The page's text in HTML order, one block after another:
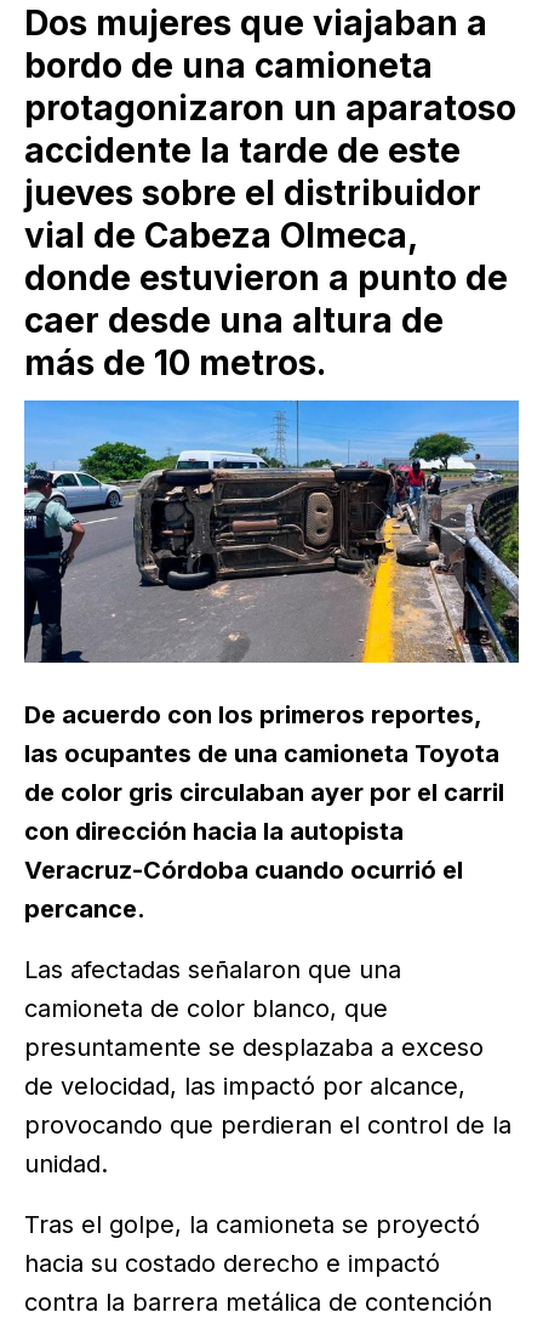
Dos mujeres que viajaban a
bordo de una camioneta
protagonizaron un aparatoso
accidente la tarde de este
jueves sobre el distribuidor
vial de Cabeza Olmeca,
donde estuvieron a punto de
caer desde una altura de
más de 10 metros.
De acuerdo con los primeros reportes,
las ocupantes de una camioneta Toyota
de color gris circulaban ayer por el carril
con dirección hacia la autopista
Veracruz-Córdoba cuando ocurrió el
percance.
Las afectadas señalaron que una
camioneta de color blanco, que
presuntamente se desplazaba a exceso
de velocidad, las impactó por alcance,
provocando que perdieran el control de la
unidad.
Tras el golpe, la camioneta se proyectó
hacia su costado derecho e impactó
contra la barrera metálica de contención